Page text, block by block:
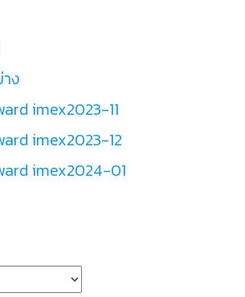
ง
imex2023-11
imex2023-12
imex2024-01